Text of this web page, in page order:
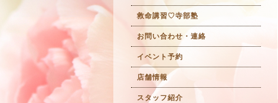
救命講習♡寺部塾
お問い合わせ・連絡
イベント予約
店舗情報
スタッフ紹介